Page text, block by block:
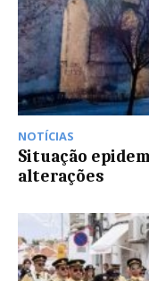
NOTÍCIAS
Situação
alterações